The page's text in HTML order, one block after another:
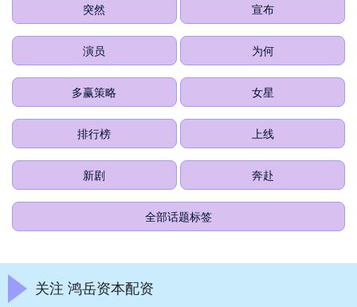
突然 宣布
演员 为何
多赢策略 女星
排行榜 上线
新剧 奔赴
全部话题标签
关注 鸿岳资本配资